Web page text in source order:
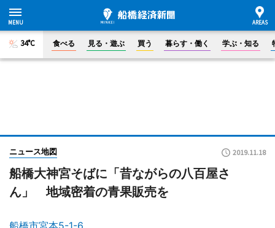
34°C 食べる 見る・遊ぶ 買う 暮らす・働く 学ぶ・知る
ニュース地図 2019.11.18
船橋大神宮そばに「昔ながらの八百屋さ
ん」 地域密着の青果販売を
船橋市宮本5-1-6